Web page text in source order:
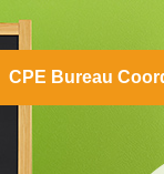
CPE Bureau